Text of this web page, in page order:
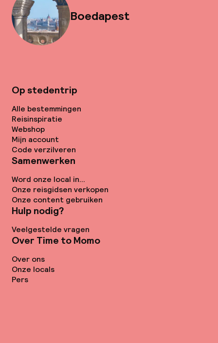
Boedapest
Op stedentrip
Alle bestemmingen
Reisinspiratie
Webshop
Mijn account
Code verzilveren
Samenwerken
Word onze local in...
Onze reisgidsen verkopen
Onze content gebruiken
Hulp nodig?
Veelgestelde vragen
Over Time to Momo
Over ons
Onze locals
Pers